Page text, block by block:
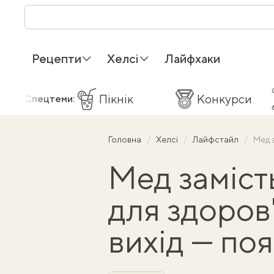
Рецепти Хелсі Лайфхаки
Спецтеми: Пікнік Конкурси
Головна Хелсі Лайфстайл Мед
Мед
для
вихід —